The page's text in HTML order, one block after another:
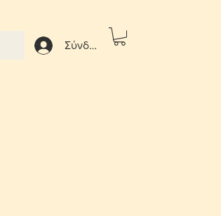
Σύνδεση